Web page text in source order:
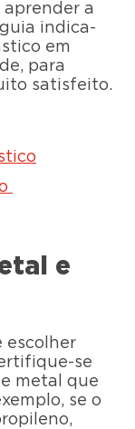
a
indica-
em
para
satisfeito.
e
escolher
se
metal que
se o